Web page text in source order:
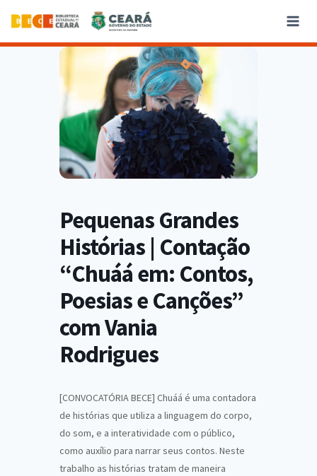
Pequenas Grandes
Histórias | Contação
“Chuáá em: Contos,
Poesias e Canções”
com Vania
Rodrigues
[CONVOCATÓRIA BECE] Chuáá é uma contadora
de histórias que utiliza a linguagem do corpo,
do som, e a interatividade com o público,
como auxílio para narrar seus contos. Neste
trabalho as histórias tratam de maneira